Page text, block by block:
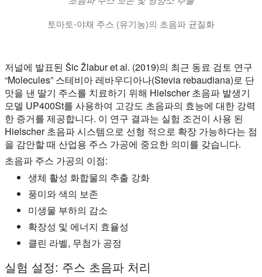
토마토-야채 주스 (유기농)의 초음파 균질화
저널에 발표된 Šic Žlabur et al. (2019)의 최근 동료 검토 연구
“Molecules” 스테비아 레바우디아나(Stevia rebaudiana)로 단
맛을 낸 딸기 주스를 치료하기 위해 Hielscher 초음파 발생기
모델 UP400St를 사용하여 고강도 초음파의 효능에 대한 강력
한 증거를 제공합니다. 이 연구 결과는 실험 조건이 사용 된
Hielscher 초음파 시스템으로 선형 적으로 확장 가능하다는 점
을 감안할 때 산업용 주스 가공에 중요한 의미를 갖습니다.
초음파 주스 가공의 이점:
생체 활성 화합물의 추출 강화
풍미와 색의 보존
미생물 부하의 감소
확장성 및 에너지 효율성
클린 라벨, 무첨가 공정
실험 설정: 주스 초음파 처리